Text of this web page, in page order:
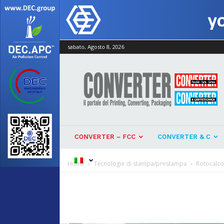
sabato, Agosto 8, 2026
Converter
CONVERTER – FCC CONVERTER & C
Home Tecnologie di stampa/prestampa Rotocalco